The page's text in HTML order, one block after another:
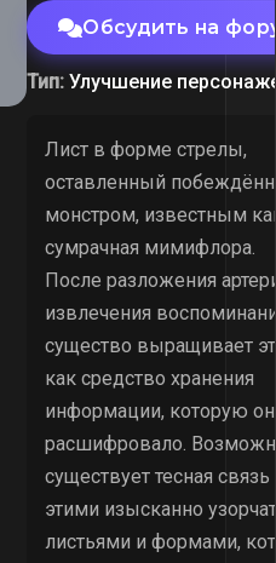
Обсудить на
Тип: Улучшение
Лист в форме стрелы,
оставленный
монстром, известным
сумрачная мимифлора.
После разложения
извлечения
существо выращивает
как средство хранения
информации, которую
расшифровало.
существует тесная
этими изысканно
листьями и формами,